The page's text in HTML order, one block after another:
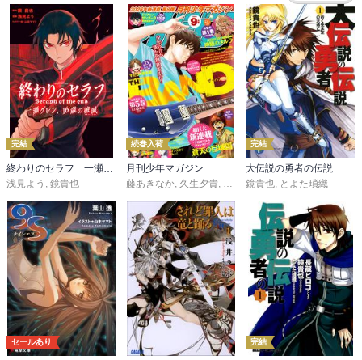
完結
終わりのセラフ 一瀬グレン、１６歳の破滅
浅見よう , 鏡貴也
続巻入荷
月刊少年マガジン
藤あきなか, 久生夕貴, 和田あつむ,岩矢滉一朗,
完結
大伝説の勇者の伝説
鏡貴也, とよた瑣織
セールあり 完結